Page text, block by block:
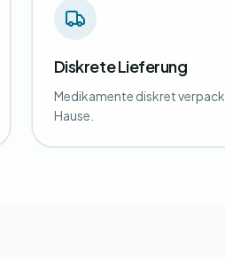
Diskrete Lieferung
Medikamente diskret
Hause.